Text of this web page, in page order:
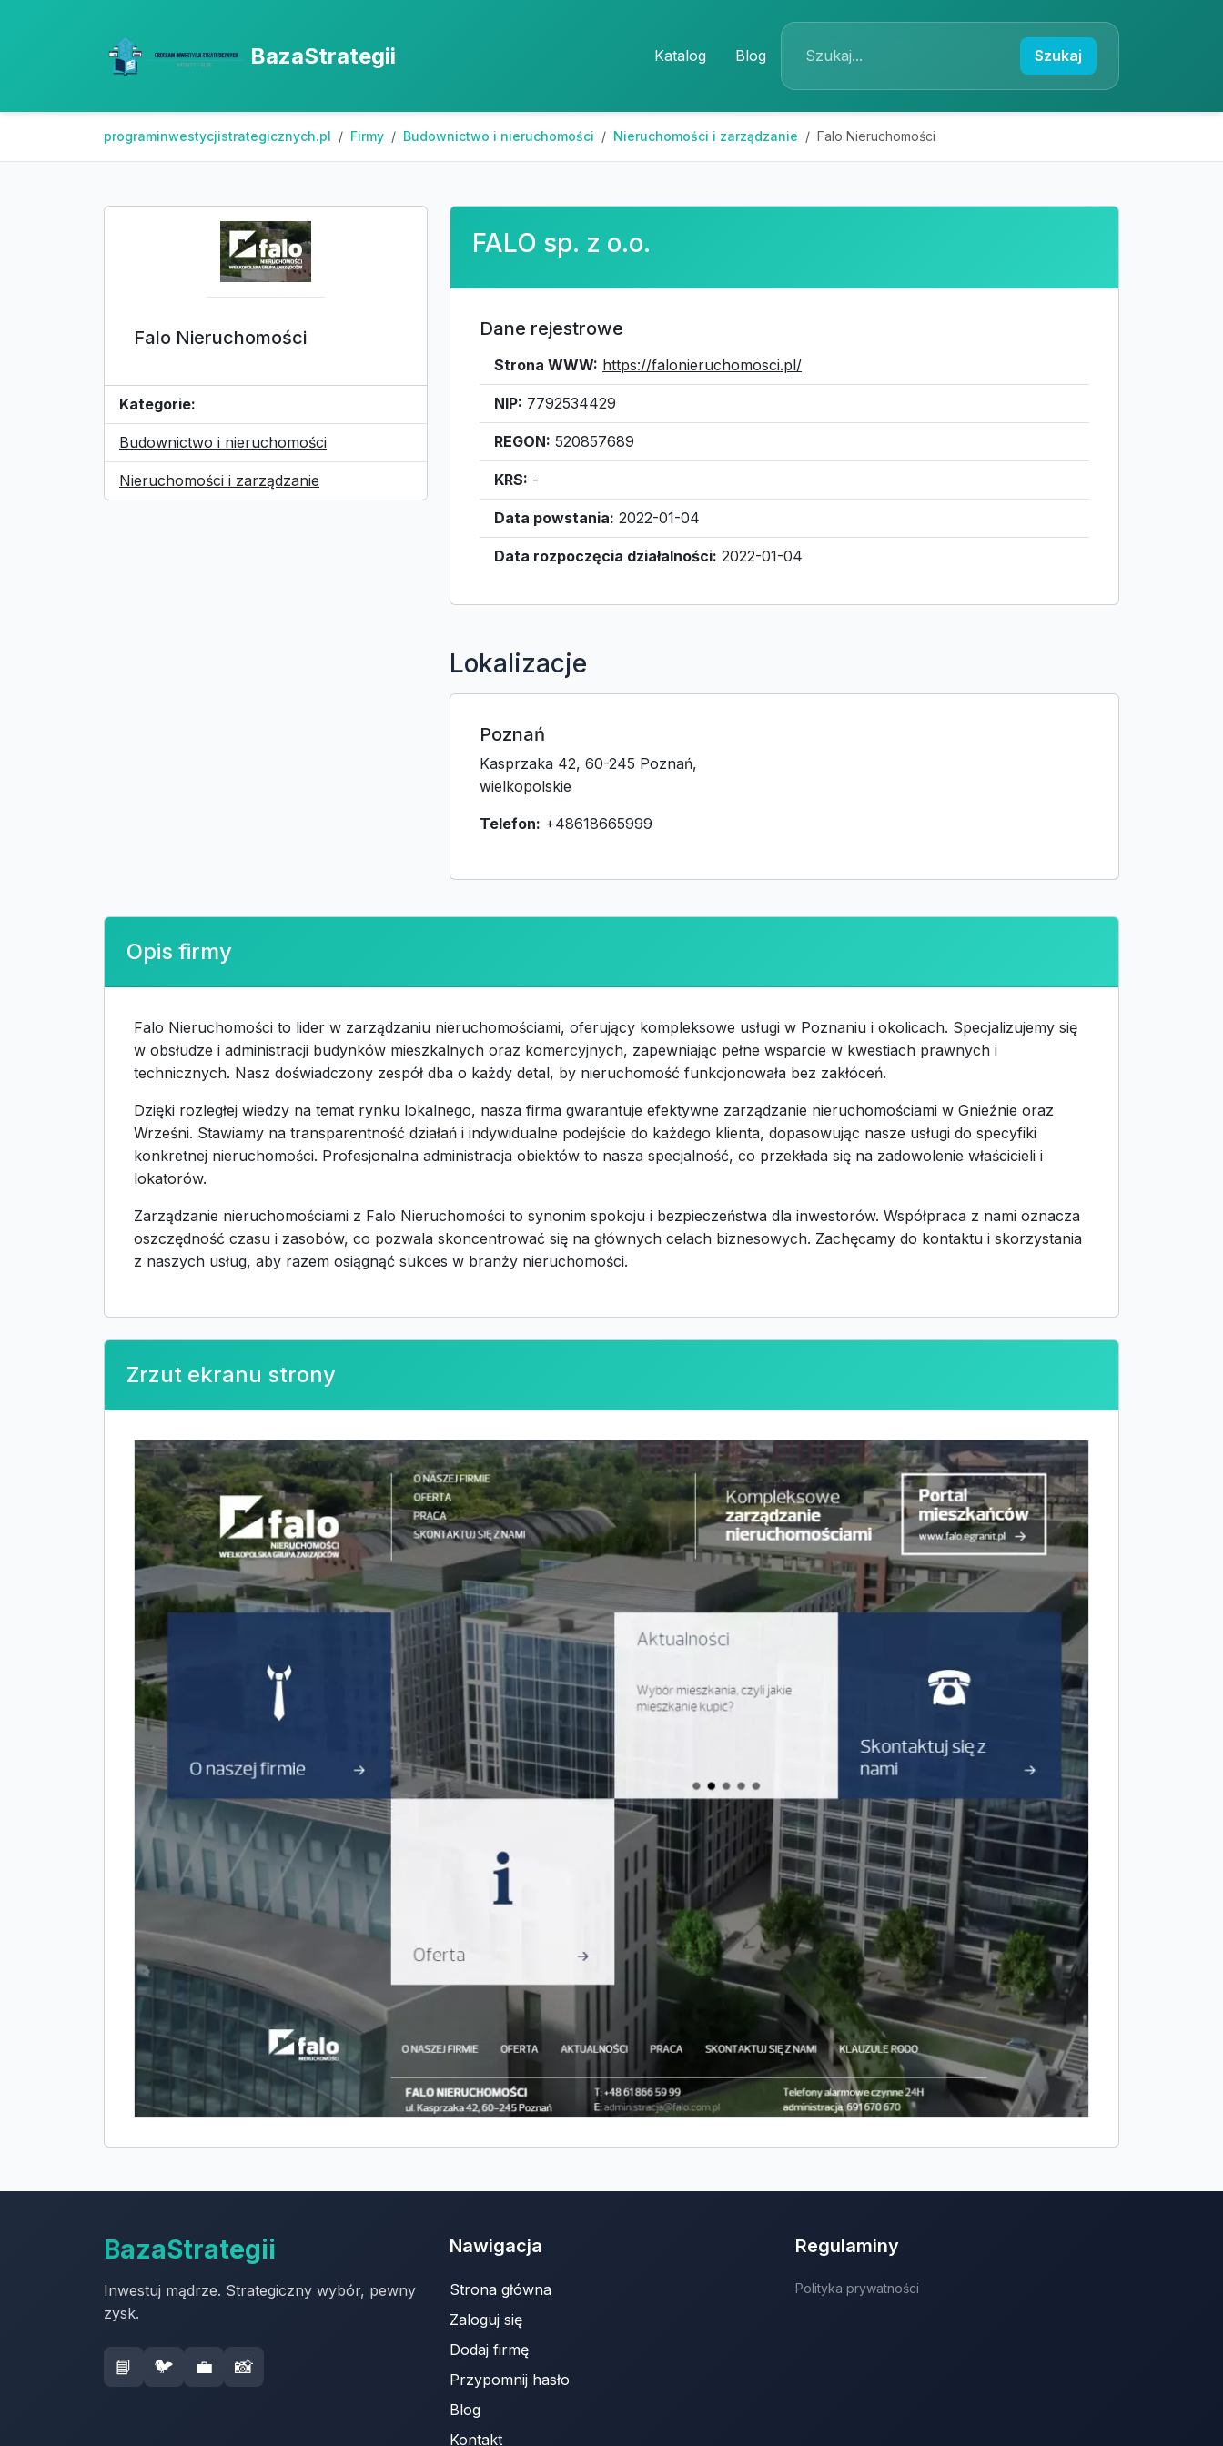
BazaStrategii Katalog Blog Szukaj
programinwestycjistrategicznych.pl Firmy Budownictwo i nieruchomości Nieruchomości i zarządzanie Falo Nieruchomości
Falo Nieruchomości
Kategorie:
Budownictwo i nieruchomości
Nieruchomości i zarządzanie
FALO sp. z o.o.
Dane rejestrowe
Strona WWW: https://falonieruchomosci.pl/
NIP: 7792534429
REGON: 520857689
KRS: -
Data powstania: 2022-01-04
Data rozpoczęcia działalności: 2022-01-04
Lokalizacje
Poznań
Kasprzaka 42, 60-245 Poznań,
wielkopolskie
Telefon: +48618665999
Opis firmy
Falo Nieruchomości to lider w zarządzaniu nieruchomościami, oferujący kompleksowe usługi w Poznaniu i okolicach. Specjalizujemy się
w obsłudze i administracji budynków mieszkalnych oraz komercyjnych, zapewniając pełne wsparcie w kwestiach prawnych i
technicznych. Nasz doświadczony zespół dba o każdy detal, by nieruchomość funkcjonowała bez zakłóceń.
Dzięki rozległej wiedzy na temat rynku lokalnego, nasza firma gwarantuje efektywne zarządzanie nieruchomościami w Gnieźnie oraz
Wrześni. Stawiamy na transparentność działań i indywidualne podejście do każdego klienta, dopasowując nasze usługi do specyfiki
konkretnej nieruchomości. Profesjonalna administracja obiektów to nasza specjalność, co przekłada się na zadowolenie właścicieli i
lokatorów.
Zarządzanie nieruchomościami z Falo Nieruchomości to synonim spokoju i bezpieczeństwa dla inwestorów. Współpraca z nami oznacza
oszczędność czasu i zasobów, co pozwala skoncentrować się na głównych celach biznesowych. Zachęcamy do kontaktu i skorzystania
z naszych usług, aby razem osiągnąć sukces w branży nieruchomości.
Zrzut ekranu strony
BazaStrategii
Inwestuj mądrze. Strategiczny wybór, pewny
zysk.
📘 🐦 💼 📸
Nawigacja
Strona główna
Zaloguj się
Dodaj firmę
Przypomnij hasło
Blog
Kontakt
Regulaminy
Polityka prywatności